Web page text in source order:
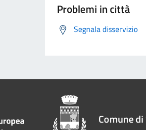
Problemi in città
Segnala disservizio
Comune